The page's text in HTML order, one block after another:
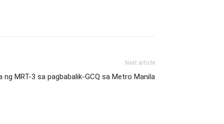
Next article
MRT-3 sa pagbabalik-GCQ sa Metro Manila